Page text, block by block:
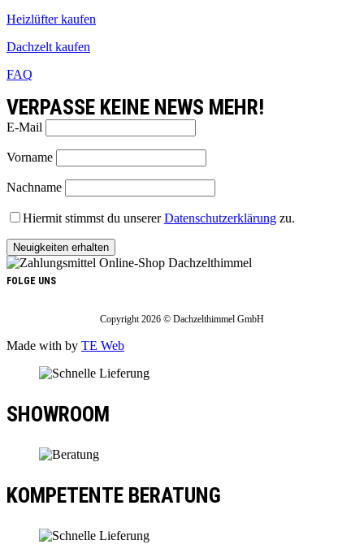
Heizlüfter kaufen
Dachzelt kaufen
FAQ
VERPASSE KEINE NEWS MEHR!
E-Mail
Vorname
Nachname
Hiermit stimmst du unsererDatenschutzerklärung zu.
FOLGE UNS
Copyright 2026 © Dachzelthimmel GmbH
Made with by TE Web
SHOWROOM
KOMPETENTE BERATUNG